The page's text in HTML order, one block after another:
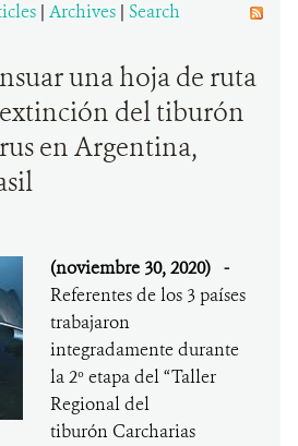
| Archives | Search
una hoja de ruta
del tiburón
en Argentina,
(noviembre 30, 2020) -
Referentes de los 3 países
trabajaron
integradamente durante
la 2º etapa del “Taller
Regional del
tiburón Carcharias